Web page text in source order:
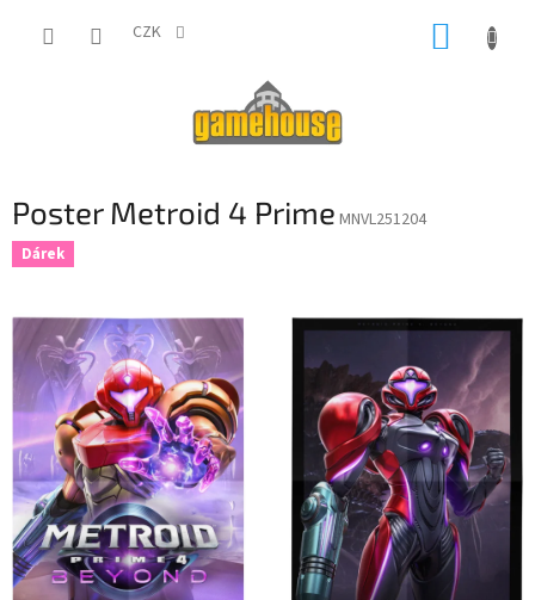
CZK
Poster Metroid 4 Prime MNVL251204
Dárek